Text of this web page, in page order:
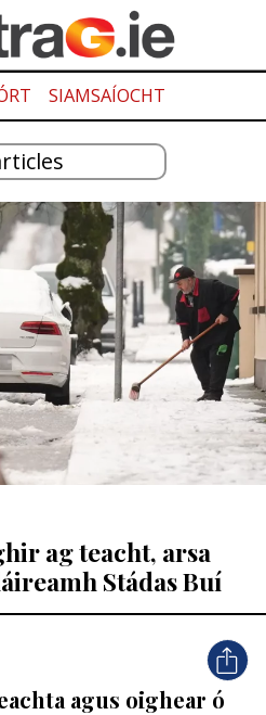
SIAMSAÍOCHT
ag teacht, arsa
Stádas Buí
agus oighear ó